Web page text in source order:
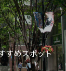
すめスポット